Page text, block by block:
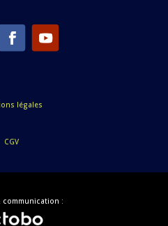
légales
CGV
communication :